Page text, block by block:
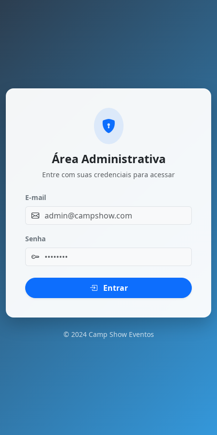
Área Administrativa
Entre com suas credenciais para acessar
E-mail
Senha
Entrar
© 2024 Camp Show Eventos